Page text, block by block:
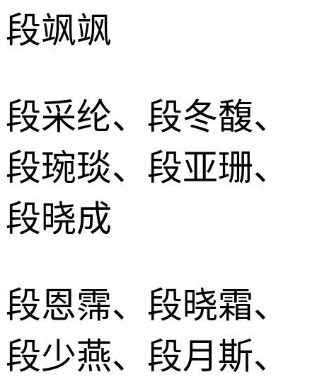
段飒飒
段采纶、段冬馥、
段琬琰、段亚珊、
段晓成
段恩霈、段晓霜、
段少燕、段月斯、